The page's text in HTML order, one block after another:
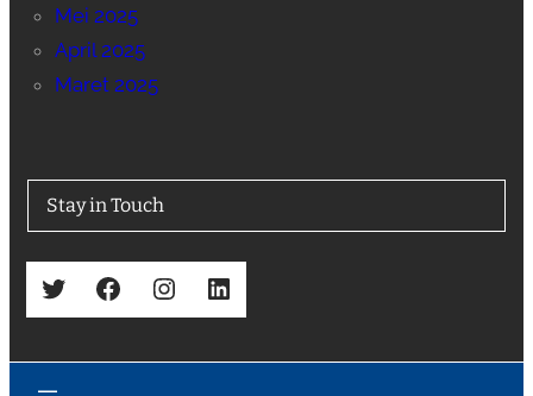
Mei 2025
April 2025
Maret 2025
Stay in Touch
Twitter Facebook Instagram LinkedIn